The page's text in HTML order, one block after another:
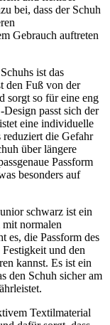
bei, dass der Schuh
Gebrauch auftreten
ist das
den Fuß von der
sorgt so für eine eng
passt sich der
eine individuelle
die Gefahr
über längere
Passform
besonders auf
schwarz ist ein
mit normalen
es, die Passform des
und den
kannst. Es ist ein
den Schuh sicher am
Textilmaterial